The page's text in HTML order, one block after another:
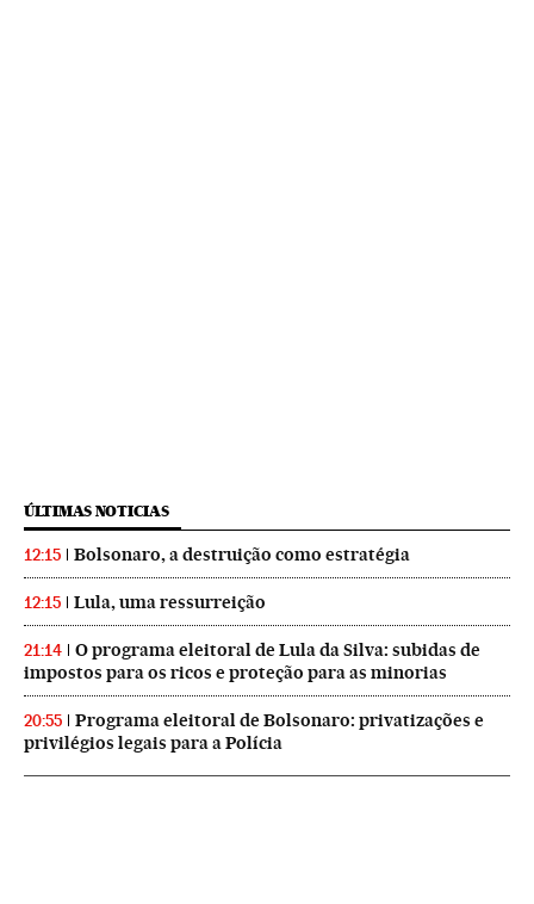
ÚLTIMAS NOTICIAS
12:15 Bolsonaro, a destruição como estratégia
12:15 Lula, uma ressurreição
21:14
O programa eleitoral de Lula da Silva: subidas de
impostos para os ricos e proteção para as minorias
20:55
Programa eleitoral de Bolsonaro: privatizações e
privilégios legais para a Polícia